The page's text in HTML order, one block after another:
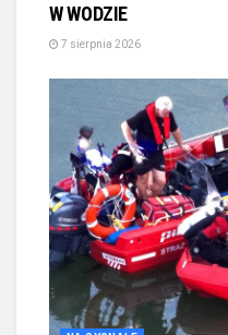
W WODZIE
7 sierpnia 2026